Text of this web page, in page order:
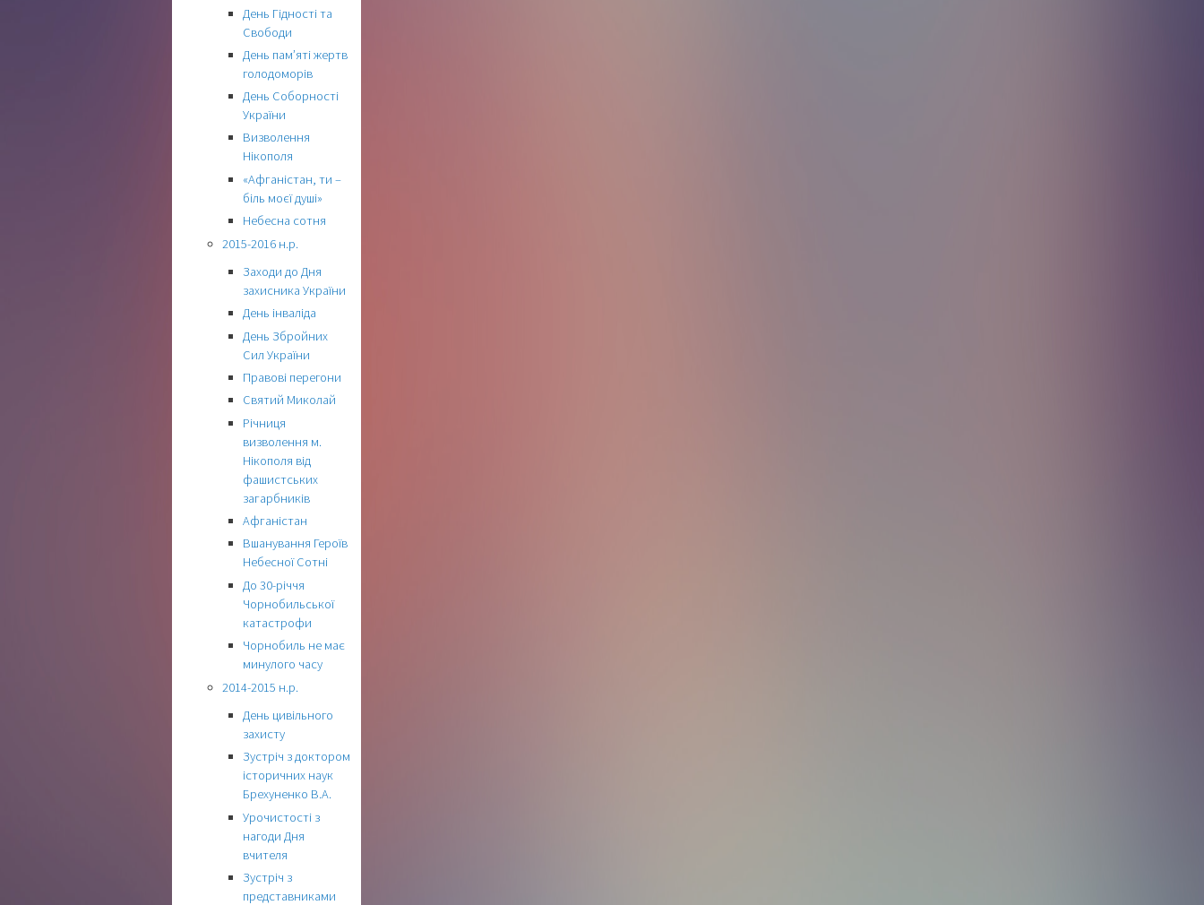
День Гідності та
Свободи
День пам’яті жертв
голодоморів
День Соборності
України
Визволення
Нікополя
«Афганістан, ти –
біль моєї душі»
Небесна сотня
2015-2016 н.р.
Заходи до Дня
захисника України
День інваліда
День Збройних
Сил України
Правові перегони
Святий Миколай
Річниця
визволення м.
Нікополя від
фашистських
загарбників
Афганістан
Вшанування Героїв
Небесної Сотні
До 30-річчя
Чорнобильської
катастрофи
Чорнобиль не має
минулого часу
2014-2015 н.р.
День цивільного
захисту
Зустріч з доктором
історичних наук
Брехуненко В.А.
Урочистості з
нагоди Дня
вчителя
Зустріч з
представниками